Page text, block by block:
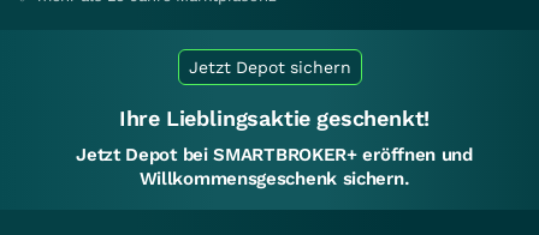
Jetzt Depot sichern
Ihre Lieblingsaktie geschenkt!
Jetzt Depot bei SMARTBROKER+ eröffnen und
Willkommensgeschenk sichern.